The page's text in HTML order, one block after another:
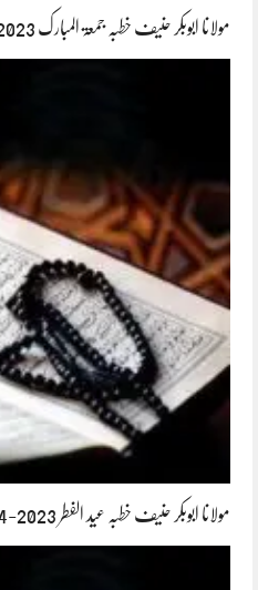
مولانا ابوبکر حنیف خطبہ جمعۃ المبارک 2023-04-28
مولانا ابوبکر حنیف خطبہ عید الفطر 2023-04-22